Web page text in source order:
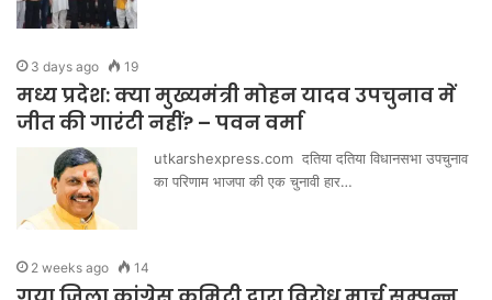
3 days ago 19
मध्य प्रदेश: क्या मुख्यमंत्री मोहन यादव उपचुनाव में
जीत की गारंटी नहीं? – पवन वर्मा
utkarshexpress.com दतिया दतिया विधानसभा उपचुनाव
का परिणाम भाजपा की एक चुनावी हार…
2 weeks ago 14